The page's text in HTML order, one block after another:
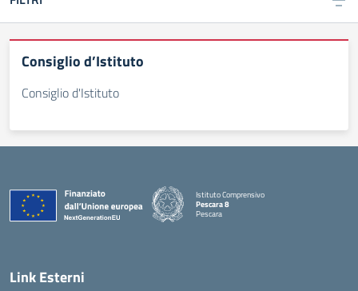
Consiglio d’Istituto
Consiglio d'Istituto
Istituto Comprensivo
Pescara 8
Pescara
Link Esterni